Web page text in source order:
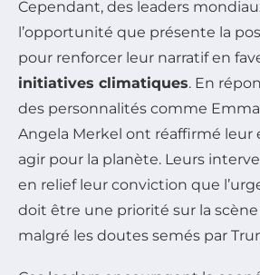
Cependant, des leaders
l’opportunité que présente la
pour renforcer leur narratif en
initiatives climatiques. En
des personnalités comme
Angela Merkel ont réaffirmé leur
agir pour la planète. Leurs
en relief leur conviction que
doit être une priorité sur la
malgré les doutes semés par